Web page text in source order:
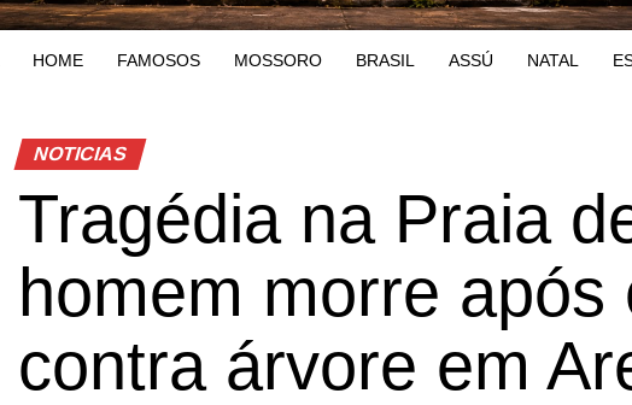
HOME FAMOSOS MOSSORO BRASIL ASSÚ NATAL
NOTICIAS
Tragédia na Praia
homem morre após
contra árvore em